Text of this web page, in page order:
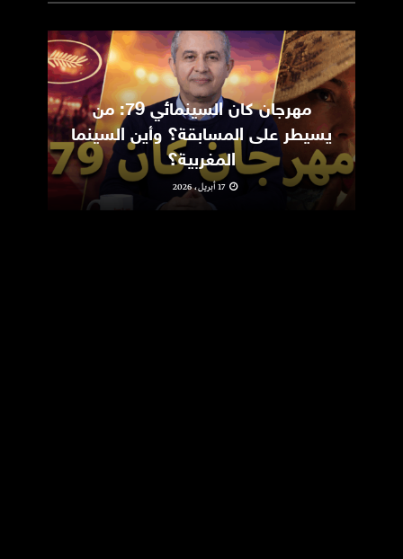
مهرجان كان السينمائي 79: من
يسيطر على المسابقة؟ وأين السينما
المغربية؟
17 أبريل، 2026